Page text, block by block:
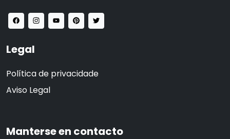
Legal
Política de privacidade
Aviso Legal
Manterse en contacto